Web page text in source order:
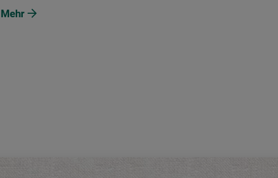
Mehr